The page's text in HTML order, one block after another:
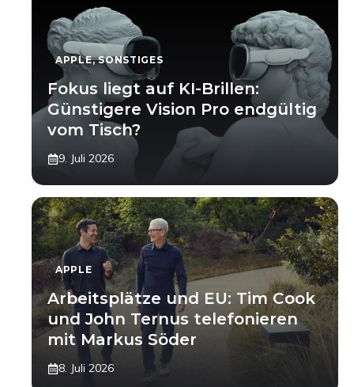
APPLE,SONSTIGES
Fokus liegt auf KI-Brillen:
Günstigere Vision Pro endgültig
vom Tisch?
9. Juli 2026
APPLE
Arbeitsplätze und EU: Tim Cook
und John Ternus telefonieren
mit Markus Söder
8. Juli 2026